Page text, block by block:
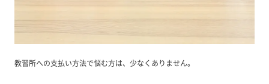
教習所への支払い方法で悩む方は、少なくありません。